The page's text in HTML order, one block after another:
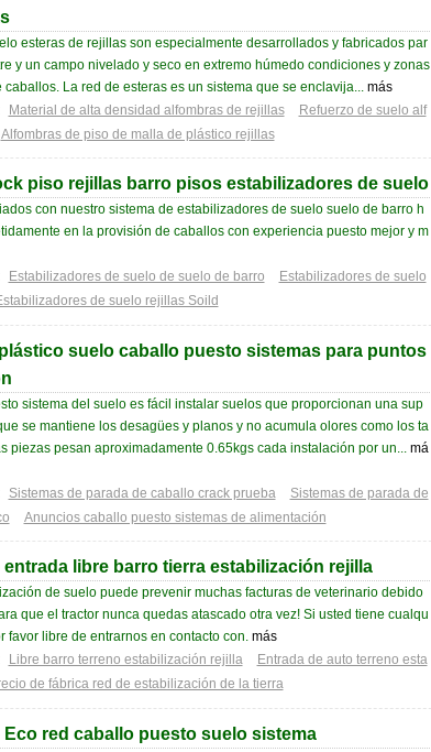
esteras de rejillas son especialmente desarrollados y fabricados par
y un campo nivelado y seco en extremo húmedo condiciones y zonas
caballos. La red de esteras es un sistema que se enclavija... más
Material de alta densidad alfombras de rejillas
Refuerzo de suelo alf
Alfombras de piso de malla de plástico rejillas
piso rejillas barro pisos estabilizadores de suelo
con nuestro sistema de estabilizadores de suelo suelo de barro h
en la provisión de caballos con experiencia puesto mejor y m
Estabilizadores de suelo de suelo de barro
Estabilizadores de suelo
de suelo rejillas Soild
suelo caballo puesto sistemas para puntos
sistema del suelo es fácil instalar suelos que proporcionan una sup
se mantiene los desagües y planos y no acumula olores como los ta
piezas pesan aproximadamente 0.65kgs cada instalación por un... má
Sistemas de parada de caballo crack prueba
Sistemas de parada de
Anuncios caballo puesto sistemas de alimentación
entrada libre barro tierra estabilización rejilla
de suelo puede prevenir muchas facturas de veterinario debido
que el tractor nunca quedas atascado otra vez! Si usted tiene cualqu
favor libre de entrarnos en contacto con. más
Libre barro terreno estabilización rejilla
Entrada de auto terreno esta
de fábrica red de estabilización de la tierra
red caballo puesto suelo sistema